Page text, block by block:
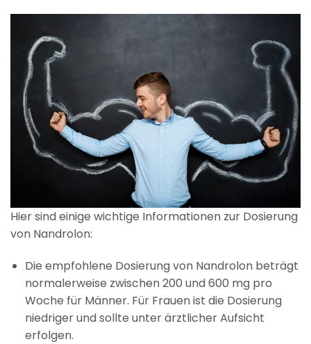
Hier sind einige wichtige Informationen zur Dosierung
von Nandrolon:
Die empfohlene Dosierung von Nandrolon beträgt
normalerweise zwischen 200 und 600 mg pro
Woche für Männer. Für Frauen ist die Dosierung
niedriger und sollte unter ärztlicher Aufsicht
erfolgen.